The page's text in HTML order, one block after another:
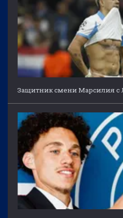
Защитник смени Марсилия с